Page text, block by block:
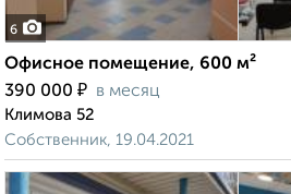
6
Офисное помещение, 600 м²
390 000 ₽ в месяц
Климова 52
Собственник, 19.04.2021